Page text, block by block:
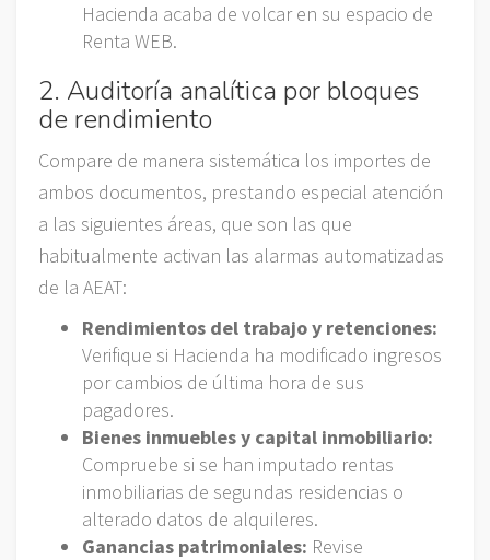
Hacienda acaba de volcar en su espacio de
Renta WEB.
2. Auditoría analítica por bloques
de rendimiento
Compare de manera sistemática los importes de
ambos documentos, prestando especial atención
a las siguientes áreas, que son las que
habitualmente activan las alarmas automatizadas
de la AEAT:
Rendimientos del trabajo y retenciones:
Verifique si Hacienda ha modificado ingresos
por cambios de última hora de sus
pagadores.
Bienes inmuebles y capital inmobiliario:
Compruebe si se han imputado rentas
inmobiliarias de segundas residencias o
alterado datos de alquileres.
Ganancias patrimoniales: Revise